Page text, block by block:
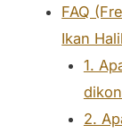
FAQ
Ikan
1.
2.